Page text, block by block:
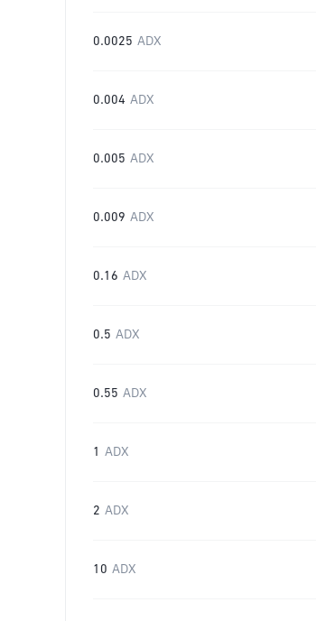
0.0025 ADX
0.004 ADX
0.005 ADX
0.009 ADX
0.16 ADX
0.5 ADX
0.55 ADX
1 ADX
2 ADX
10 ADX